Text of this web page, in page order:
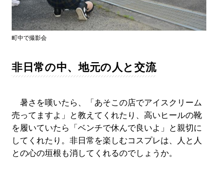
町中で撮影会
非日常の中、地元の人と交流
暑さを嘆いたら、「あそこの店でアイスクリーム
売ってますよ」と教えてくれたり、高いヒールの靴
を履いていたら「ベンチで休んで良いよ」と親切に
してくれたり。非日常を楽しむコスプレは、人と人
との心の垣根も消してくれるのでしょうか。